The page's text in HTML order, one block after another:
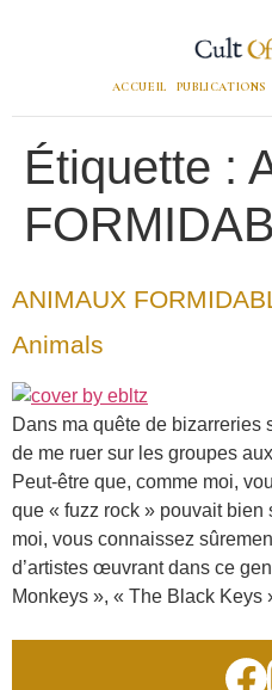
ACCUEIL PUBLICATIONS
Étiquette :
ANIMAUX
Animals
Dans ma quête de bizarreries
de me ruer sur les groupes
Peut-être que, comme moi,
que « fuzz rock » pouvait
moi, vous connaissez
d’artistes œuvrant dans ce
Monkeys », « The Black